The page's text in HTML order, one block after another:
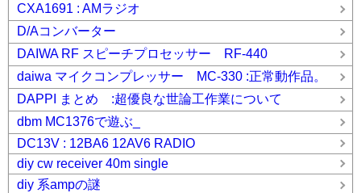
CXA1691 : AMラジオ
D/Aコンバーター
DAIWA RF スピーチプロセッサー RF-440
daiwa マイクコンプレッサー MC-330 :正常動作品。
DAPPI まとめ :超優良な世論工作業について
dbm MC1376で遊ぶ_
DC13V : 12BA6 12AV6 RADIO
diy cw receiver 40m single
diy 系ampの謎